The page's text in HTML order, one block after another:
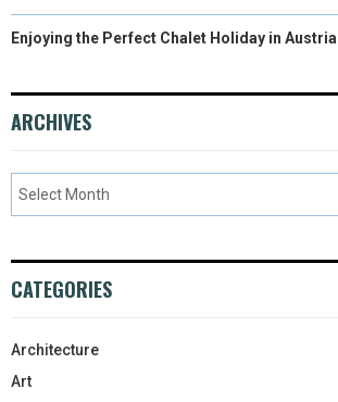
Enjoying the Perfect Chalet Holiday in Austria
ARCHIVES
CATEGORIES
Architecture
Art